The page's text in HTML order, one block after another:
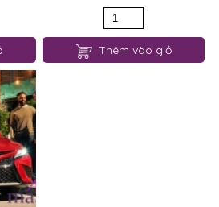
Thêm vào giỏ